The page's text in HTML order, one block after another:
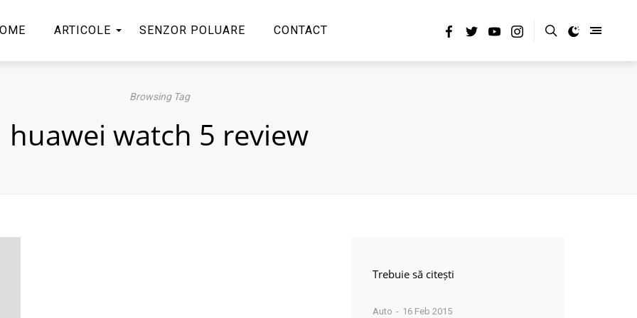
ARTICOLE SENZOR POLUARE CONTACT
Browsing Tag
huawei watch 5 review
Trebuie să citești
Auto 16 Feb 2015